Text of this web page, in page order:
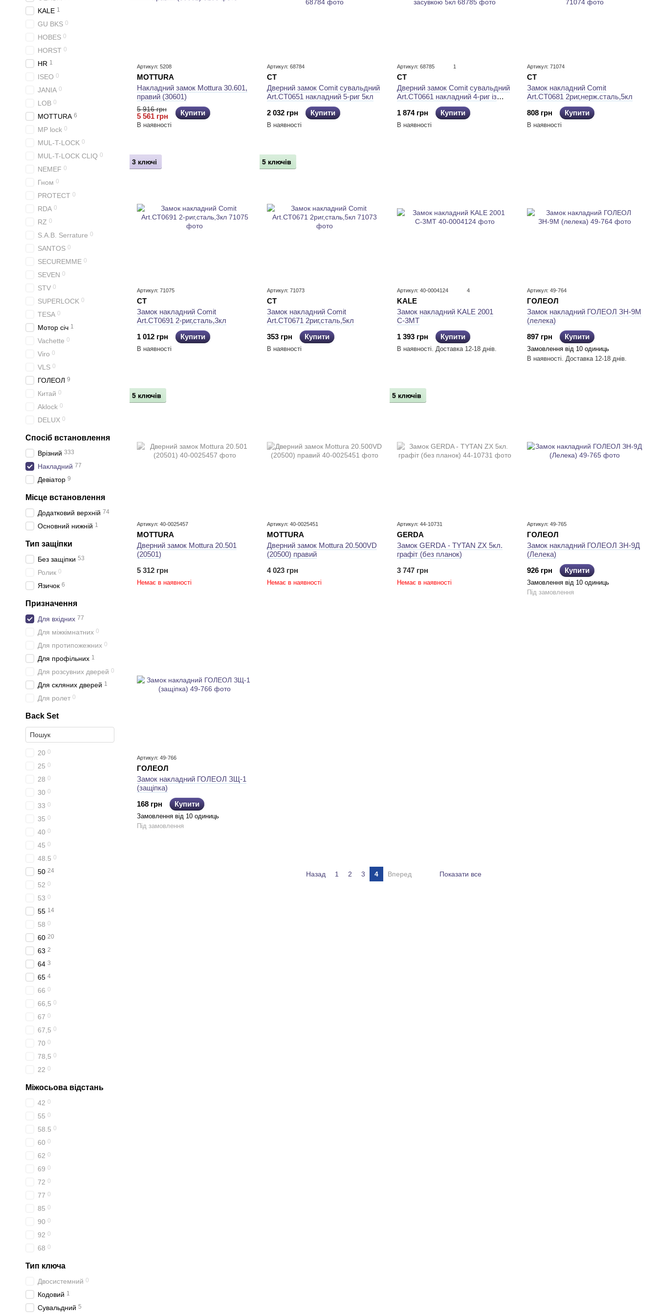
Артикул: 5208
MOTTURA
Накладний замок Mottura 30.601,
правий (30601)
5 916 грн
5 561 грн Купити
В наявності
Артикул: 68784
CT
Дверний замок Comit сувальдний
Art.CТ0651 накладний 5-риг 5кл
2 032 грн
Купити
В наявності
Артикул: 68785 1
CT
Дверний замок Comit сувальдний
Art.CТ0661 накладний 4-риг із
засувкою 5кл
1 874 грн
Купити
В наявності
Артикул: 71074
CT
Замок накладний Comit
Art.CT0681 2риг,нерж.сталь,5кл
808 грн
Купити
В наявності
3 ключі
Артикул: 71075
CT
Замок накладний Comit
Art.CT0691 2-риг,сталь,3кл
1 012 грн
Купити
В наявності
5 ключів
Артикул: 71073
CT
Замок накладний Comit
Art.CT0671 2риг,сталь,5кл
353 грн
Купити
В наявності
Артикул: 40-0004124 4
KALE
Замок накладний KALE 2001
С-3МТ
1 393 грн
Купити
В наявності. Доставка 12-18 днів.
Артикул: 49-764
ГОЛЕОЛ
Замок накладний ГОЛЕОЛ ЗН-9М
(лелека)
897 грн
Купити
Замовлення від 10 одиниць
В наявності. Доставка 12-18 днів.
5 ключів
Артикул: 40-0025457
MOTTURA
Дверний замок ​Mottura 20.501
(20501)
5 312 грн
Немає в наявності
Артикул: 40-0025451
MOTTURA
Дверний замок ​Mottura 20.500VD
(20500) правий
4 023 грн
Немає в наявності
5 ключів
Артикул: 44-10731
GERDA
Замок GERDA - TYTAN ZX 5кл.
графіт (без планок)
3 747 грн
Немає в наявності
Артикул: 49-765
ГОЛЕОЛ
Замок накладний ГОЛЕОЛ ЗН-9Д
(Лелека)
926 грн
Купити
Замовлення від 10 одиниць
Під замовлення
Артикул: 49-766
ГОЛЕОЛ
Замок накладний ГОЛЕОЛ ЗЩ-1
(защіпка)
168 грн
Купити
Замовлення від 10 одиниць
Під замовлення
Назад 1 2 3 4 Вперед Показати все
KALE 1
GU BKS 0
HOBES 0
HORST 0
HR 1
ISEO 0
JANIA 0
LOB 0
MOTTURA 6
MP lock 0
MUL-T-LOCK 0
MUL-T-LOCK CLIQ 0
NEMEF 0
Гном 0
PROTECT 0
RDA 0
RZ 0
S.A.B. Serrature 0
SANTOS 0
SECUREMME 0
SEVEN 0
STV 0
SUPERLOCK 0
TESA 0
Мотор січ 1
Vachette 0
Viro 0
VLS 0
ГОЛЕОЛ 9
Китай 0
Aklock 0
DELUХ 0
Спосіб встановлення
Врізний 333
Накладний 77
Девіатор 9
Місце встановлення
Додатковий верхній 74
Основний нижній 1
Тип защіпки
Без защіпки 53
Ролик 0
Язичок 6
Призначення
Для вхідних 77
Для міжкімнатних 0
Для протипожежних 0
Для профільних 1
Для розсувних дверей 0
Для скляних дверей 1
Для ролет 0
Back Set
20 0
25 0
28 0
30 0
33 0
35 0
40 0
45 0
48.5 0
50 24
52 0
53 0
55 14
58 0
60 20
63 2
64 3
65 4
66 0
66,5 0
67 0
67,5 0
70 0
78,5 0
22 0
Міжосьова відстань
42 0
55 0
58.5 0
60 0
62 0
69 0
72 0
77 0
85 0
90 0
92 0
68 0
Тип ключа
Двосистемний 0
Кодовий 1
Сувальдний 5